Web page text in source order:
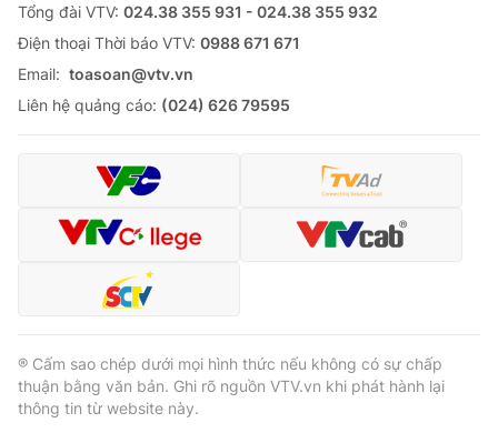
Tổng đài VTV: 024.38 355 931 - 024.38 355 932
Ðiện thoại Thời báo VTV: 0988 671 671
Email: toasoan@vtv.vn
Liên hệ quảng cáo: (024) 626 79595
® Cấm sao chép dưới mọi hình thức nếu không có sự chấp
thuận bằng văn bản. Ghi rõ nguồn VTV.vn khi phát hành lại
thông tin từ website này.